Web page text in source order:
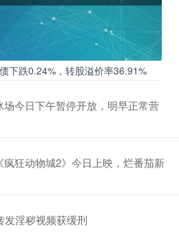
下跌0.24%，转股溢价率36.91%
今日下午暂停开放，明早正常营
狂动物城2》今日上映，烂番茄新
发淫秽视频获缓刑